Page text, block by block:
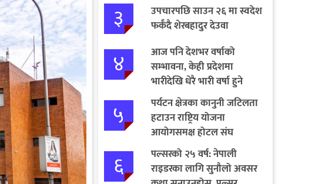
३
उपचारपछि साउन २६ मा स्वदेश
फर्कँदै शेरबहादुर देउवा
४
आज पनि देशभर वर्षाको
सम्भावना, केही प्रदेशमा
भारीदेखि धेरै भारी वर्षा हुने
चेतावनी
५
पर्यटन क्षेत्रका कानुनी जटिलता
हटाउन राष्ट्रिय योजना
आयोगसमक्ष होटल संघ
बागमतीका पाँचबुँदे माग
६
पल्सरको २५ वर्ष: नेपाली
राइडरका लागि सुनौलो अवसर